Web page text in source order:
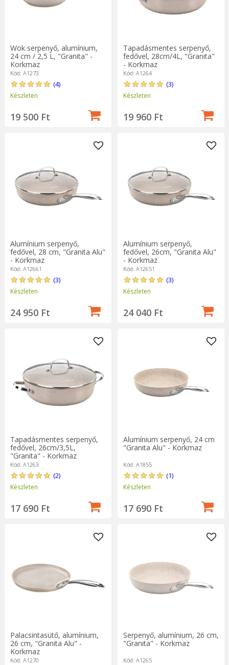
Wok serpenyő, alumínium,
24 cm / 2,5 L, "Granita" -
Korkmaz
Kód: A1273
(4)
Készleten
19 500 Ft
Tapadásmentes serpenyő,
fedővel, 28cm/4L, "Granita"
- Korkmaz
Kód: A1264
(3)
Készleten
19 960 Ft
Alumínium serpenyő,
fedővel, 28 cm, "Granita Alu"
- Korkmaz
Kód: A12661
(3)
Készleten
24 950 Ft
Alumínium serpenyő,
fedővel, 26cm, "Granita Alu"
- Korkmaz
Kód: A12651
(3)
Készleten
24 040 Ft
Tapadásmentes serpenyő,
fedővel, 26cm/3,5L,
"Granita" - Korkmaz
Kód: A1263
(2)
Készleten
17 690 Ft
Alumínium serpenyő, 24 cm
"Granita Alu" - Korkmaz
Kód: A1855
(1)
Készleten
17 690 Ft
Palacsintasütő, alumínium,
26 cm, "Granita Alu" -
Korkmaz
Kód: A1270
Serpenyő, alumínium, 26 cm,
"Granita" - Korkmaz
Kód: A1265